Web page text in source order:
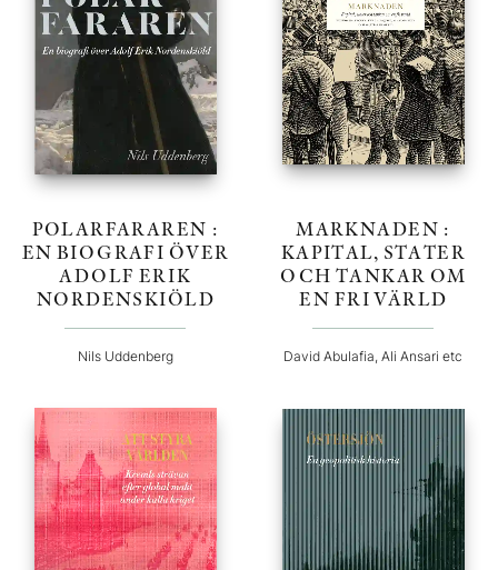
POLARFARAREN :
EN BIOGRAFI ÖVER
ADOLF ERIK
NORDENSKIÖLD
Nils Uddenberg
MARKNADEN :
KAPITAL, STATER
OCH TANKAR OM
EN FRI VÄRLD
David Abulafia, Ali Ansari etc